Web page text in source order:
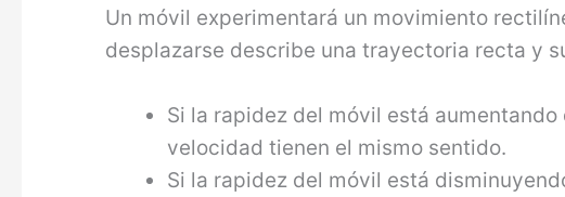
Un móvil experimentará un movimiento
desplazarse describe una trayectoria recta y
Si la rapidez del móvil está
velocidad tienen el mismo sentido.
Si la rapidez del móvil está